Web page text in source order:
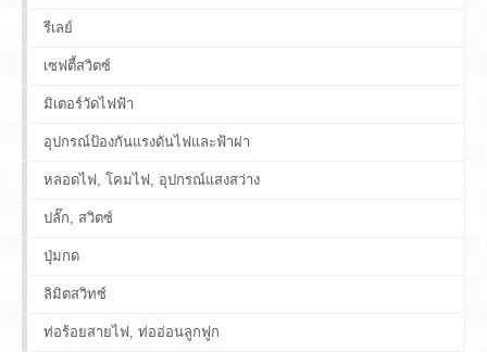
รีเลย์
เซฟตี้สวิตซ์
มิเตอร์วัดไฟฟ้า
อุปกรณ์ป้องกันแรงดันไฟและฟ้าผ่า
หลอดไฟ, โคมไฟ, อุปกรณ์แสงสว่าง
ปลั๊ก, สวิตซ์
ปุ่มกด
ลิมิตสวิทซ์
ท่อร้อยสายไฟ, ท่ออ่อนลูกฟูก